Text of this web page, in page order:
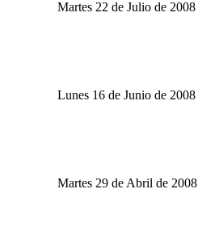
Martes 22 de Julio de 2008
Lunes 16 de Junio de 2008
Martes 29 de Abril de 2008